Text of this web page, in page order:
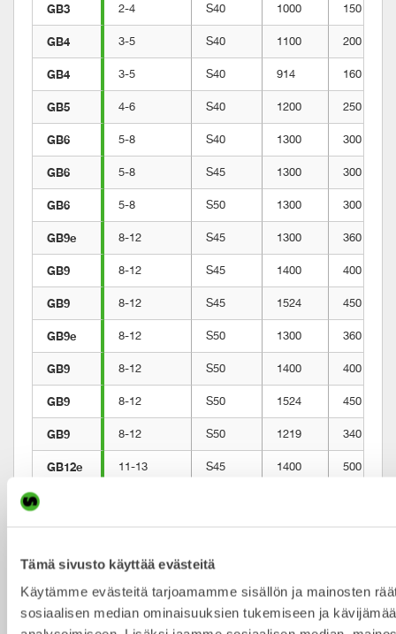
Tämä sivusto käyttää evästeitä
Käytämme evästeitä tarjoamamme sisällön ja mainosten
sosiaalisen median ominaisuuksien tukemiseen ja
GB3 2-4 S40 1000 150
GB4 3-5 S40 1100 200
GB4 3-5 S40 914 160
GB5 4-6 S40 1200 250
GB6 5-8 S40 1300 300
GB6 5-8 S45 1300 300
GB6 5-8 S50 1300 300
GB9e 8-12 S45 1300 360
GB9 8-12 S45 1400 400
GB9 8-12 S45 1524 450
GB9e 8-12 S50 1300 360
GB9 8-12 S50 1400 400
GB9 8-12 S50 1524 450
GB9 8-12 S50 1219 340
11-13 S45 1400 500
GB12 11-13 S50
GB12 11-13 S60 1500 550
GB12 11-13 S60 1219 410